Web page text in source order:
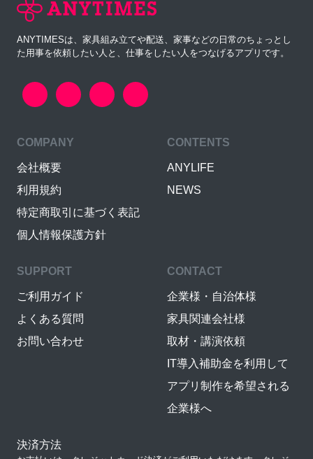
ANYTIMESは、家具組み立てや配送、家事などの日常のちょっとし
た用事を依頼したい人と、仕事をしたい人をつなげるアプリです。
COMPANY
会社概要
利用規約
特定商取引に基づく表記
個人情報保護方針
CONTENTS
ANYLIFE
NEWS
SUPPORT
ご利用ガイド
よくある質問
お問い合わせ
CONTACT
企業様・自治体様
家具関連会社様
取材・講演依頼
IT導入補助金を利用して
アプリ制作を希望される
企業様へ
決済方法